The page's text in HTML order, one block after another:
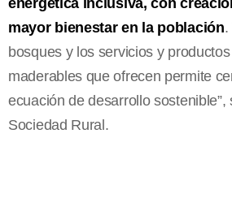
mayor bienestar en la población.
bosques y los servicios y
maderables que ofrecen permite
ecuación de desarrollo sostenible”,
Sociedad Rural.